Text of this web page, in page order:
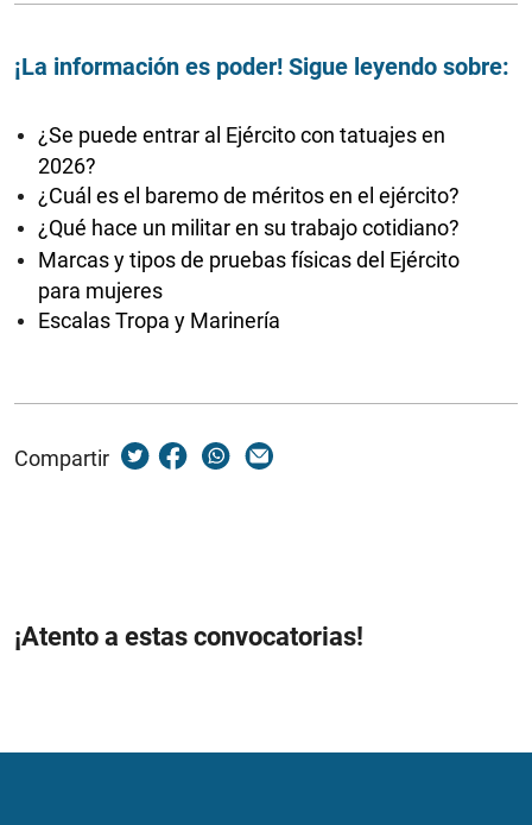
¡La información es poder! Sigue leyendo sobre:
¿Se puede entrar al Ejército con tatuajes en
2026?
¿Cuál es el baremo de méritos en el ejército?
¿Qué hace un militar en su trabajo cotidiano?
Marcas y tipos de pruebas físicas del Ejército
para mujeres
Escalas Tropa y Marinería
Compartir
¡Atento a estas convocatorias!